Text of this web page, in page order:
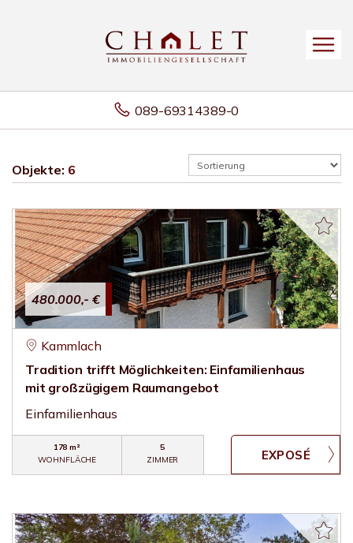
089-69314389-0
Objekte: 6
480.000,- €
Kammlach
Tradition trifft Möglichkeiten: Einfamilienhaus
mit großzügigem Raumangebot
Einfamilienhaus
178 m²
WOHNFLÄCHE
5
ZIMMER